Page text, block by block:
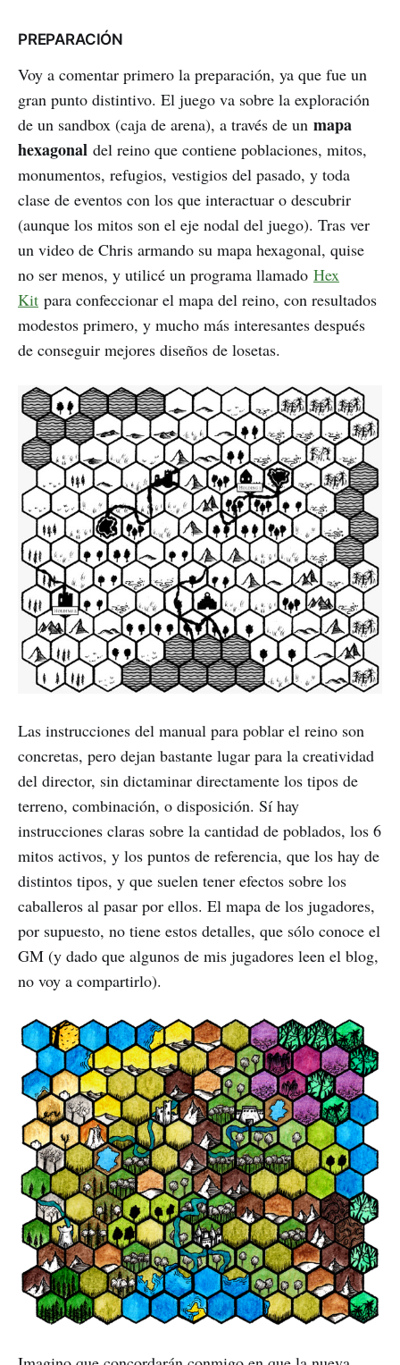
PREPARACIÓN
Voy a comentar primero la preparación, ya que fue un
gran punto distintivo. El juego va sobre la exploración
de un sandbox (caja de arena), a través de un mapa
hexagonal del reino que contiene poblaciones, mitos,
monumentos, refugios, vestigios del pasado, y toda
clase de eventos con los que interactuar o descubrir
(aunque los mitos son el eje nodal del juego). Tras ver
un video de Chris armando su mapa hexagonal, quise
no ser menos, y utilicé un programa llamado Hex
Kit para confeccionar el mapa del reino, con resultados
modestos primero, y mucho más interesantes después
de conseguir mejores diseños de losetas.
Las instrucciones del manual para poblar el reino son
concretas, pero dejan bastante lugar para la creatividad
del director, sin dictaminar directamente los tipos de
terreno, combinación, o disposición. Sí hay
instrucciones claras sobre la cantidad de poblados, los 6
mitos activos, y los puntos de referencia, que los hay de
distintos tipos, y que suelen tener efectos sobre los
caballeros al pasar por ellos. El mapa de los jugadores,
por supuesto, no tiene estos detalles, que sólo conoce el
GM (y dado que algunos de mis jugadores leen el blog,
no voy a compartirlo).